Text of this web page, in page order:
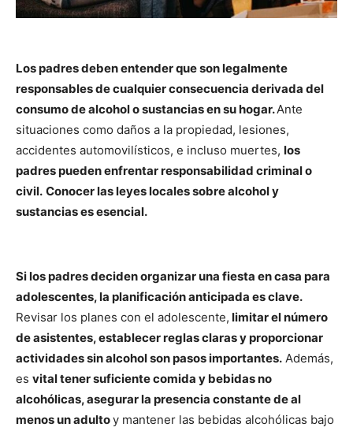
Los padres deben entender que son legalmente
responsables de cualquier consecuencia derivada del
consumo de alcohol o sustancias en su hogar.Ante
situaciones como daños a la propiedad, lesiones,
accidentes automovilísticos, e incluso muertes, los
padres pueden enfrentar responsabilidad criminal o
civil. Conocer las leyes locales sobre alcohol y
sustancias es esencial.
Si los padres deciden organizar una fiesta en casa para
adolescentes, la planificación anticipada es clave.
Revisar los planes con el adolescente, limitar el número
de asistentes, establecer reglas claras y proporcionar
actividades sin alcohol son pasos importantes. Además,
es vital tener suficiente comida y bebidas no
alcohólicas, asegurar la presencia constante de al
menos un adultoy mantener las bebidas alcohólicas bajo